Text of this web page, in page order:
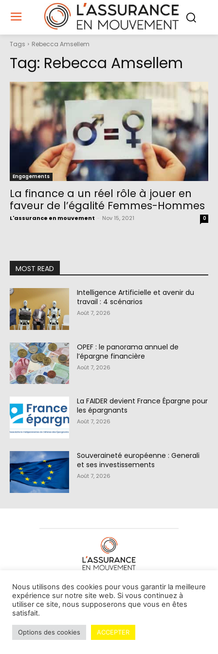
Tags Rebecca Amsellem
Tag: Rebecca Amsellem
Engagements
La finance a un réel rôle à jouer en
faveur de l’égalité Femmes-Hommes
L'assurance en mouvement Nov 15, 2021 0
MOST READ
Intelligence Artificielle et avenir du
travail : 4 scénarios
Août 7, 2026
OPEF : le panorama annuel de
l’épargne financière
Août 7, 2026
La FAIDER devient France Épargne pour
les épargnants
Août 7, 2026
Souveraineté européenne : Generali
et ses investissements
Août 7, 2026
À PROPOS DE NOUS•CONTACT
© L'assurance en mouvement -By Vovoxx Média
Mentions légales Contributeurs
Nous utilisons des cookies pour vous garantir la meilleure
expérience sur notre site web. Si vous continuez à
utiliser ce site, nous supposerons que vous en êtes
satisfait.
Options des cookies ACCEPTER